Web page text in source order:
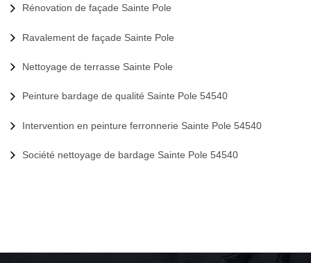
Rénovation de façade Sainte Pole
Ravalement de façade Sainte Pole
Nettoyage de terrasse Sainte Pole
Peinture bardage de qualité Sainte Pole 54540
Intervention en peinture ferronnerie Sainte Pole 54540
Société nettoyage de bardage Sainte Pole 54540